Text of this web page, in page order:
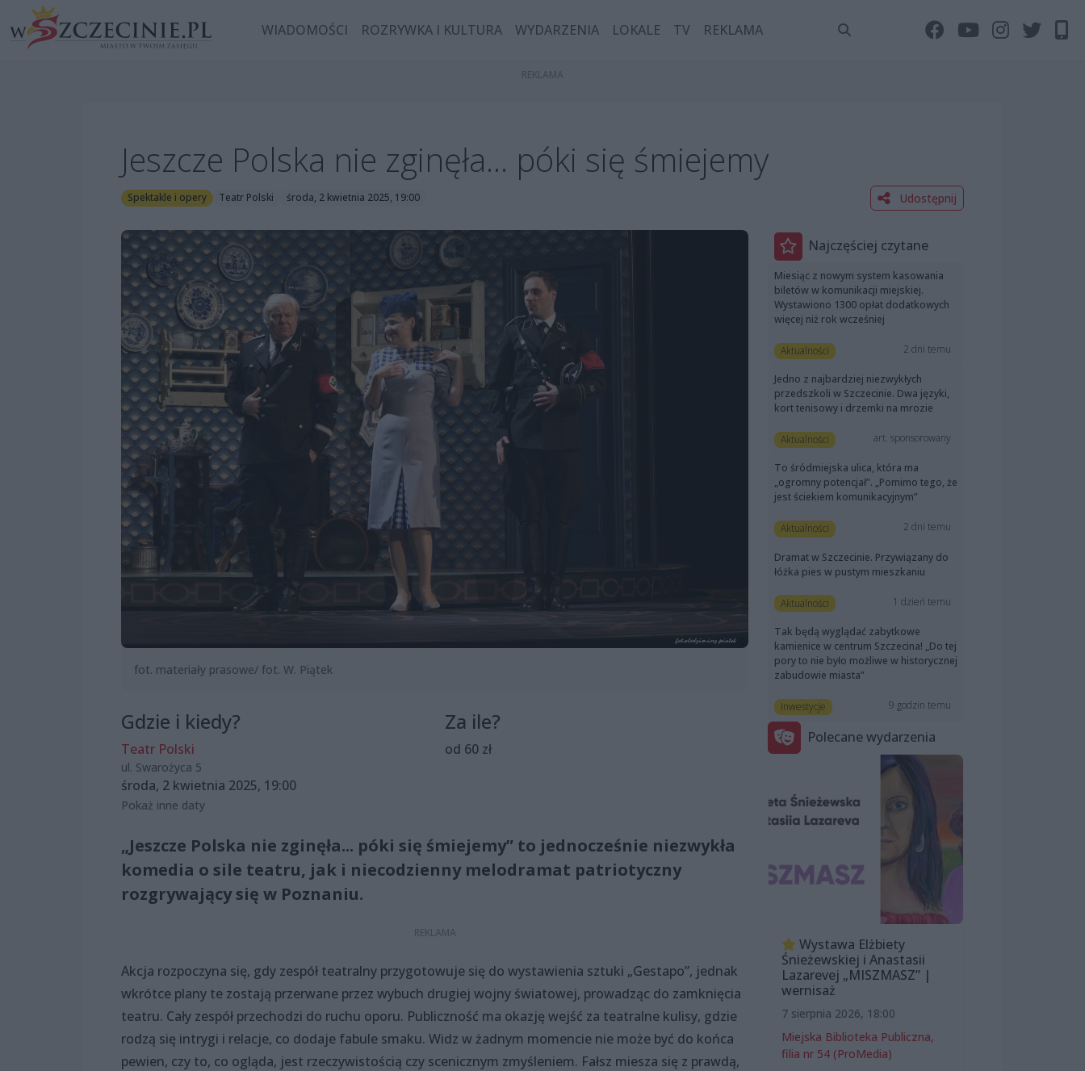
WIADOMOŚCI ROZRYWKA I KULTURA WYDARZENIA LOKALE TV REKLAMA
Jeszcze Polska nie zginęła... póki się śmiejemy
Spektakle i opery Teatr Polski środa, 2 kwietnia 2025, 19:00 Udostępnij
fot. materiały prasowe/ fot. W. Piątek
Gdzie i kiedy?
Teatr Polski
ul. Swarożyca 5
środa, 2 kwietnia 2025, 19:00
Za ile?
od 60 zł
Pokaż inne daty
„Jeszcze Polska nie zginęła... póki się śmiejemy” to jednocześnie niezwykła
komedia o sile teatru, jak i niecodzienny melodramat patriotyczny
rozgrywający się w Poznaniu.
Akcja rozpoczyna się, gdy zespół teatralny przygotowuje się do wystawienia sztuki „Gestapo”, jednak
wkrótce plany te zostają przerwane przez wybuch drugiej wojny światowej, prowadząc do zamknięcia
teatru. Cały zespół przechodzi do ruchu oporu. Publiczność ma okazję wejść za teatralne kulisy, gdzie
rodzą się intrygi i relacje, co dodaje fabule smaku. Widz w żadnym momencie nie może być do końca
pewien, czy to, co ogląda, jest rzeczywistością czy scenicznym zmyśleniem. Fałsz miesza się z prawdą,
Najczęściej czytane
Miesiąc z nowym system kasowania
biletów w komunikacji miejskiej.
Wystawiono 1300 opłat dodatkowych
więcej niż rok wcześniej
Aktualności 2 dni temu
Jedno z najbardziej niezwykłych
przedszkoli w Szczecinie. Dwa języki,
kort tenisowy i drzemki na mrozie
Aktualności art. sponsorowany
To śródmiejska ulica, która ma
„ogromny potencjał”. „Pomimo tego, że
jest ściekiem komunikacyjnym”
Aktualności 2 dni temu
Dramat w Szczecinie. Przywiązany do
łóżka pies w pustym mieszkaniu
Aktualności 1 dzień temu
Tak będą wyglądać zabytkowe
kamienice w centrum Szczecina! „Do tej
pory to nie było możliwe w historycznej
zabudowie miasta”
Inwestycje 9 godzin temu
Polecane wydarzenia
Wystawa Elżbiety
Śnieżewskiej i Anastasii
Lazarevej „MISZMASZ” |
wernisaż
7 sierpnia 2026, 18:00
Miejska Biblioteka Publiczna,
filia nr 54 (ProMedia)